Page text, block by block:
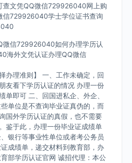
文凭QQ微信729926040网上购
信729926040学士学位证书查询
微信729926040如何办理学历认
海外文凭认证办理QQ微信
办理准则】 一、工作未确定，回
友看下学历认证的情况 办理一份
单即可 二、回国进私企、外企、
单位是不查询毕业证真伪的，而
国外学历认证的真假，也不需要
鉴于此，办理一份毕业证成绩单
银行等事业性单位或者考公务员
成绩单，递交材料到教育部，办
部学历认证官网 诚招代理：本公